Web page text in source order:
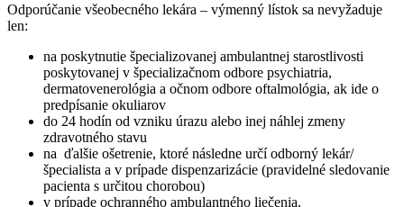
Odporúčanie všeobecného lekára – výmenný lístok sa nevyžaduje
len:
na poskytnutie špecializovanej ambulantnej starostlivosti
poskytovanej v špecializačnom odbore psychiatria,
dermatovenerológia a očnom odbore oftalmológia, ak ide o
predpísanie okuliarov
do 24 hodín od vzniku úrazu alebo inej náhlej zmeny
zdravotného stavu
na ďalšie ošetrenie, ktoré následne určí odborný lekár/
špecialista a v prípade dispenzarizácie (pravidelné sledovanie
pacienta s určitou chorobou)
v prípade ochranného ambulantného liečenia.